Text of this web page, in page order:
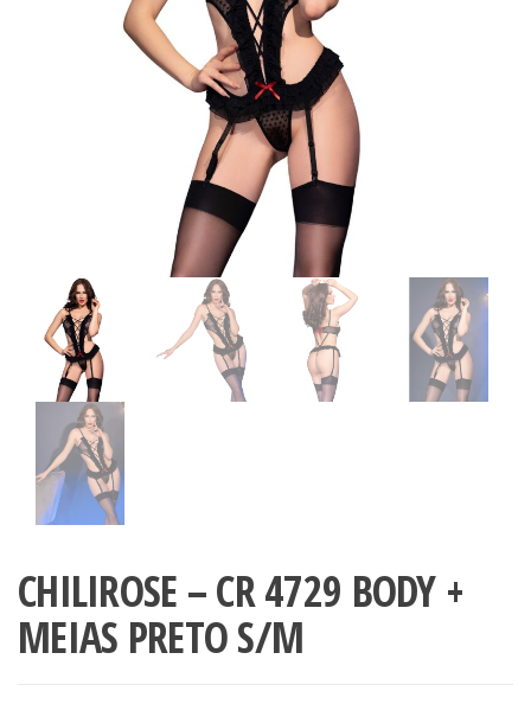
CHILIROSE – CR 4729 BODY +
MEIAS PRETO S/M